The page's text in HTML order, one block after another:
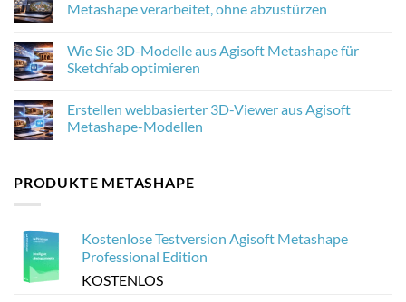
Texturen
in
verbessert
Agisoft
Metashape
neu
ist
und
für
die
Photogrammetrie
Metashape verarbeitet, ohne abzustürzen
on
Wie
man
in
Agisoft
Metashape
Wie Sie 3D-Modelle aus Agisoft Metashape für
Sketchfab optimieren
on
Wie
Sie
Agisoft
Metashape
Erstellen webbasierter 3D-Viewer aus Agisoft
Metashape-Modellen
Erstellen
webbasierter
Agisoft
Metashape-
Modellen
PRODUKTE METASHAPE
Kostenlose Testversion Agisoft Metashape
Professional Edition
KOSTENLOS